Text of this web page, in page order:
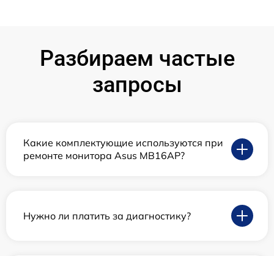
Разбираем частые
запросы
Какие комплектующие используются при
ремонте монитора Asus MB16AP?
Нужно ли платить за диагностику?